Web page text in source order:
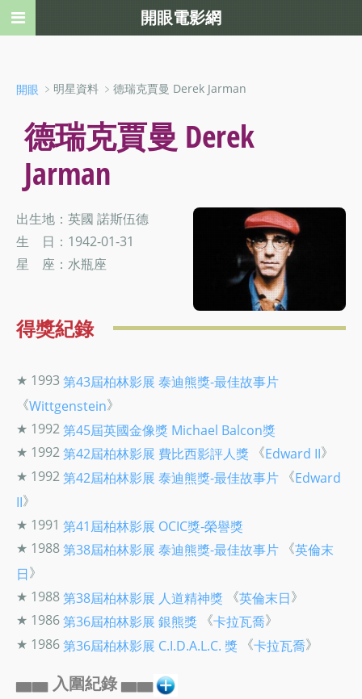
開眼 ﹥明星資料 ﹥德瑞克賈曼 Derek Jarman
德瑞克賈曼 Derek
Jarman
出生地：英國 諾斯伍德
生 日：1942-01-31
星 座：水瓶座
得獎紀錄
★ 1993第43屆柏林影展 泰迪熊獎-最佳故事片
《Wittgenstein》
★ 1992第45屆英國金像獎 Michael Balcon獎
★ 1992第42屆柏林影展 費比西影評人獎 《Edward II》
★ 1992第42屆柏林影展 泰迪熊獎-最佳故事片 《Edward
II》
★ 1991 第41屆柏林影展 OCIC獎-榮譽獎
★ 1988第38屆柏林影展 泰迪熊獎-最佳故事片 《英倫末
日》
★ 1988第38屆柏林影展 人道精神獎 《英倫末日》
★ 1986第36屆柏林影展 銀熊獎 《卡拉瓦喬》
★ 1986第36屆柏林影展 C.I.D.A.L.C. 獎 《卡拉瓦喬》
▅▅ 入圍紀錄 ▅▅
開眼電影網